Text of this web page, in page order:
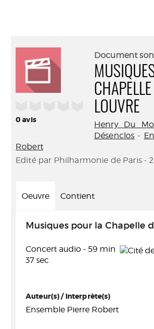
0avis
Document
LOUVRE
Henry Du
Désenclos -
Robert
Edité par Philharmonie de Paris -
Oeuvre Contient
Musiques pour la Chapelle
Concert audio - 59 min
37 sec
Auteur(s) / Interprète(s)
Ensemble Pierre Robert